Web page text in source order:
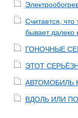
Считается,
бывает далеко
ГОНОЧНЫЕ
ЭТОТ
АВТОМОБИЛЬ
ВДОЛЬ ИЛИ